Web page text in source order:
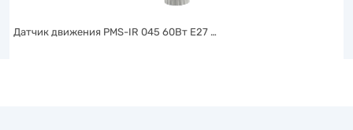
Датчик движения PMS-IR 045 60Вт Е27 …